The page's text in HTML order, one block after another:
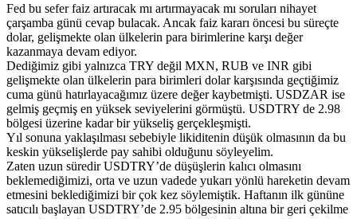
Fed bu sefer faiz artıracak mı artırmayacak mı soruları nihayet
çarşamba günü cevap bulacak. Ancak faiz kararı öncesi bu süreçte
dolar, gelişmekte olan ülkelerin para birimlerine karşı değer
kazanmaya devam ediyor.
Dediğimiz gibi yalnızca TRY değil MXN, RUB ve INR gibi
gelişmekte olan ülkelerin para birimleri dolar karşısında geçtiğimiz
cuma günü hatırlayacağımız üzere değer kaybetmişti. USDZAR ise
gelmiş geçmiş en yüksek seviyelerini görmüştü. USDTRY de 2.98
bölgesi üzerine kadar bir yükseliş gerçekleşmişti.
Yıl sonuna yaklaşılması sebebiyle likiditenin düşük olmasının da bu
keskin yükselişlerde pay sahibi olduğunu söyleyelim.
Zaten uzun süredir USDTRY’de düşüşlerin kalıcı olmasını
beklemediğimizi, orta ve uzun vadede yukarı yönlü hareketin devam
etmesini beklediğimizi bir çok kez söylemiştik. Haftanın ilk gününe
satıcılı başlayan USDTRY’de 2.95 bölgesinin altına bir geri çekilme